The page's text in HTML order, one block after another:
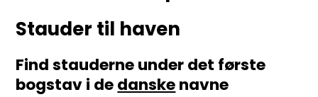
Stauder til haven
Find stauderne under det første
bogstav i dedanskenavne